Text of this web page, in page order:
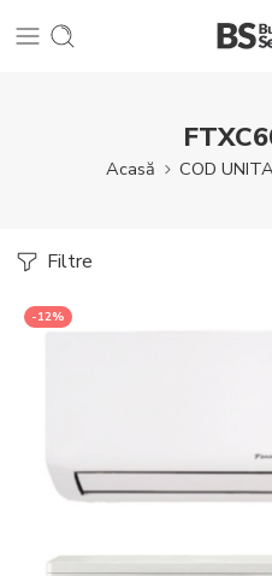
Acasă COD
Filtre
-12%